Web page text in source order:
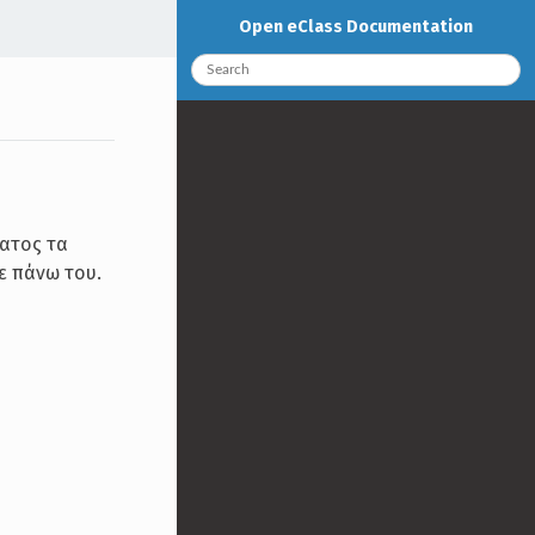
τα
πάνω του.
Open eClass Documentation